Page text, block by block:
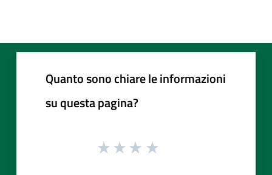
Quanto sono chiare le informazioni
su questa pagina?